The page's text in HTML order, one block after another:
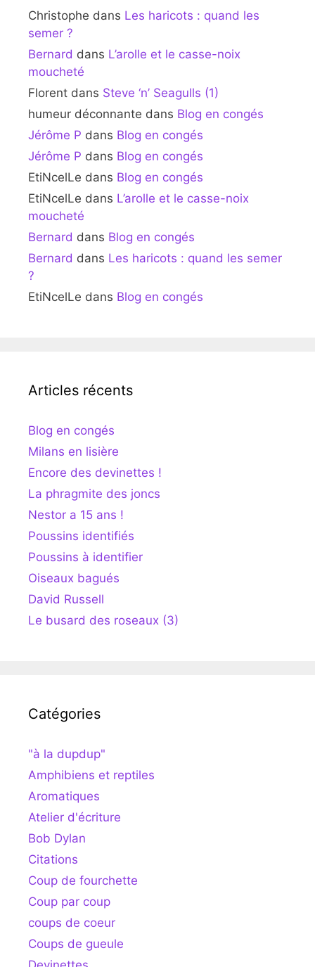
Christophe dans Les haricots : quand les
semer ?
Bernard dans L’arolle et le casse-noix
moucheté
Florent dans Steve ‘n’ Seagulls (1)
humeur déconnante dans Blog en congés
Jérôme P dans Blog en congés
Jérôme P dans Blog en congés
EtiNcelLe dans Blog en congés
EtiNcelLe dans L’arolle et le casse-noix
moucheté
Bernard dans Blog en congés
Bernard dans Les haricots : quand les semer
?
EtiNcelLe dans Blog en congés
Articles récents
Blog en congés
Milans en lisière
Encore des devinettes !
La phragmite des joncs
Nestor a 15 ans !
Poussins identifiés
Poussins à identifier
Oiseaux bagués
David Russell
Le busard des roseaux (3)
Catégories
"à la dupdup"
Amphibiens et reptiles
Aromatiques
Atelier d'écriture
Bob Dylan
Citations
Coup de fourchette
Coup par coup
coups de coeur
Coups de gueule